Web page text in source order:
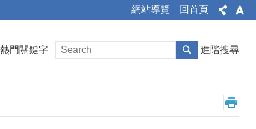
網站導覽 回首頁
熱門關鍵字 進階搜尋